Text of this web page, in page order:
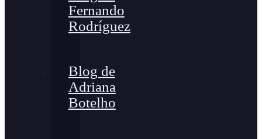
Fernando
Rodríguez
Blog de
Adriana
Botelho